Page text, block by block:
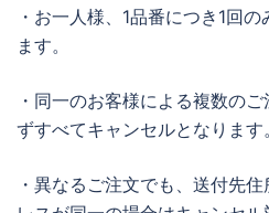
・お一人様、1品番につき1回
ます。
・同一のお客様による複数の
ずすべてキャンセルとなります。
・異なるご注文でも、送付先